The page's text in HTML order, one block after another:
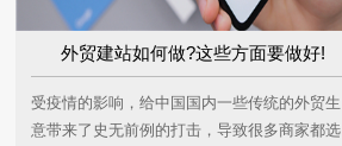
外贸建站如何做?这些方面要做好!
受疫情的影响，给中国国内一些传统的外贸生
意带来了史无前例的打击，导致很多商家都选